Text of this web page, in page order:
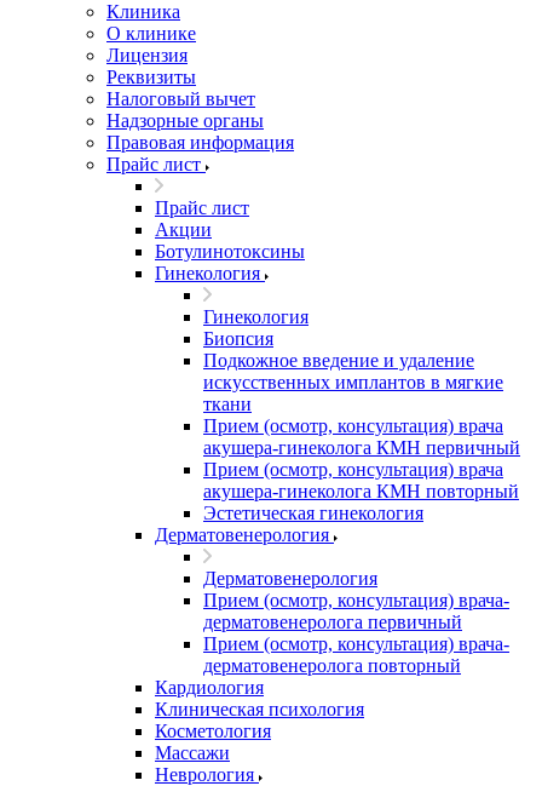
Клиника
О клинике
Лицензия
Реквизиты
Налоговый вычет
Надзорные органы
Правовая информация
Прайс лист
Прайс лист
Акции
Ботулинотоксины
Гинекология
Гинекология
Биопсия
Подкожное введение и удаление
искусственных имплантов в мягкие
ткани
Прием (осмотр, консультация) врача
акушера-гинеколога КМН первичный
Прием (осмотр, консультация) врача
акушера-гинеколога КМН повторный
Эстетическая гинекология
Дерматовенерология
Дерматовенерология
Прием (осмотр, консультация) врача-
дерматовенеролога первичный
Прием (осмотр, консультация) врача-
дерматовенеролога повторный
Кардиология
Клиническая психология
Косметология
Массажи
Неврология